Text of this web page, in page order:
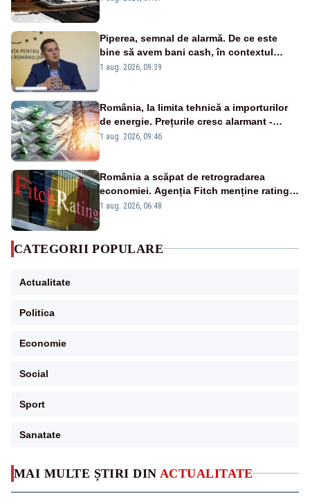
MAI MULTE ȘTIRI DIN ACTUALITATE
Piperea, semnal de alarmă. De ce este
bine să avem bani cash, în contextul
alertei energetice?
1 aug. 2026, 09:39
România, la limita tehnică a importurilor
de energie. Prețurile cresc alarmant -
Analiză Realitatea Plus
1 aug. 2026, 09:46
România a scăpat de retrogradarea
economiei. Agenția Fitch menține ratingul
„BBB-” cu perspectivă negativă
1 aug. 2026, 06:48
CATEGORII POPULARE
Actualitate
Politica
Economie
Social
Sport
Sanatate